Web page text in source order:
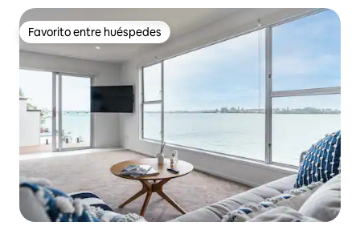
Favorito entre huéspedes
Favorito entre huéspedes